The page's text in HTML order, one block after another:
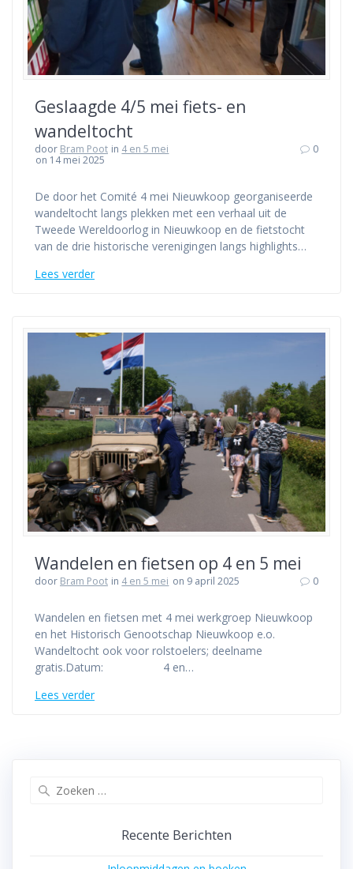
Geslaagde 4/5 mei fiets- en
wandeltocht
door Bram Poot in 4 en 5 mei
on 14 mei 2025
0
De door het Comité 4 mei Nieuwkoop georganiseerde
wandeltocht langs plekken met een verhaal uit de
Tweede Wereldoorlog in Nieuwkoop en de fietstocht
van de drie historische verenigingen langs highlights…
Lees verder
Wandelen en fietsen op 4 en 5 mei
door Bram Poot in 4 en 5 mei on 9 april 2025 0
Wandelen en fietsen met 4 mei werkgroep Nieuwkoop
en het Historisch Genootschap Nieuwkoop e.o.
Wandeltocht ook voor rolstoelers; deelname
gratis.Datum: 4 en…
Lees verder
Recente Berichten